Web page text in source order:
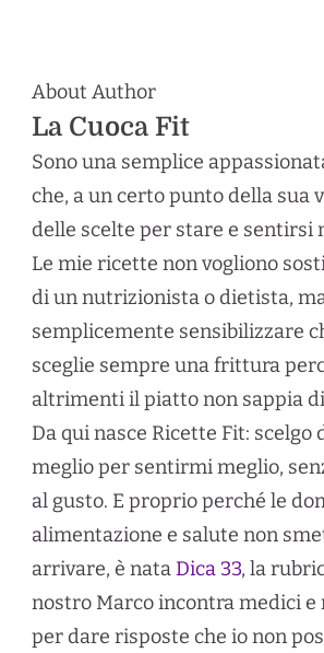
About Author
La Cuoca Fit
Sono una semplice
che, a un certo punto della sua
delle scelte per stare e sentirsi
Le mie ricette non vogliono
di un nutrizionista o dietista,
semplicemente sensibilizzare
sceglie sempre una frittura
altrimenti il piatto non sappia
Da qui nasce Ricette Fit: scelgo
meglio per sentirmi meglio,
al gusto. E proprio perché le
alimentazione e salute non
arrivare, è nataDica 33, la
nostro Marco incontra medici
per dare risposte che io non